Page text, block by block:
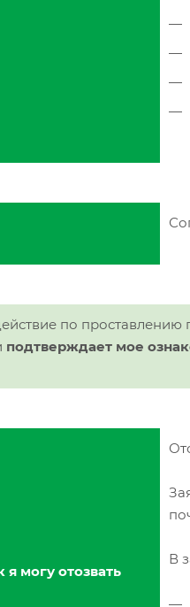
по
подтверждает мое
могу отозвать
В